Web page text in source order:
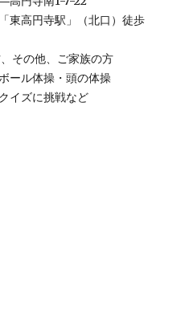
東高円寺駅」（北口）徒歩
その他、ご家族の方
ール体操・頭の体操
イズに挑戦など